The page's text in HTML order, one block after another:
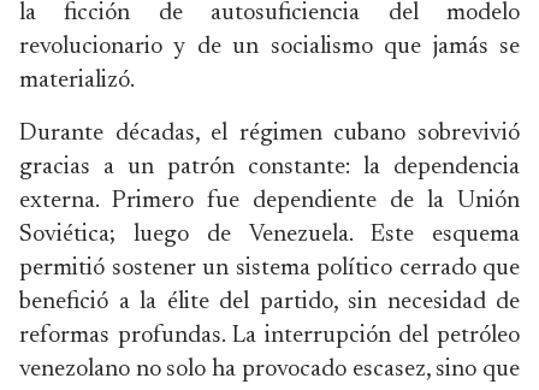
la ficción de autosuficiencia del modelo
revolucionario y de un socialismo que jamás se
materializó.
Durante décadas, el régimen cubano sobrevivió
gracias a un patrón constante: la dependencia
externa. Primero fue dependiente de la Unión
Soviética; luego de Venezuela. Este esquema
permitió sostener un sistema político cerrado que
benefició a la élite del partido, sin necesidad de
reformas profundas. La interrupción del petróleo
venezolano no solo ha provocado escasez, sino que